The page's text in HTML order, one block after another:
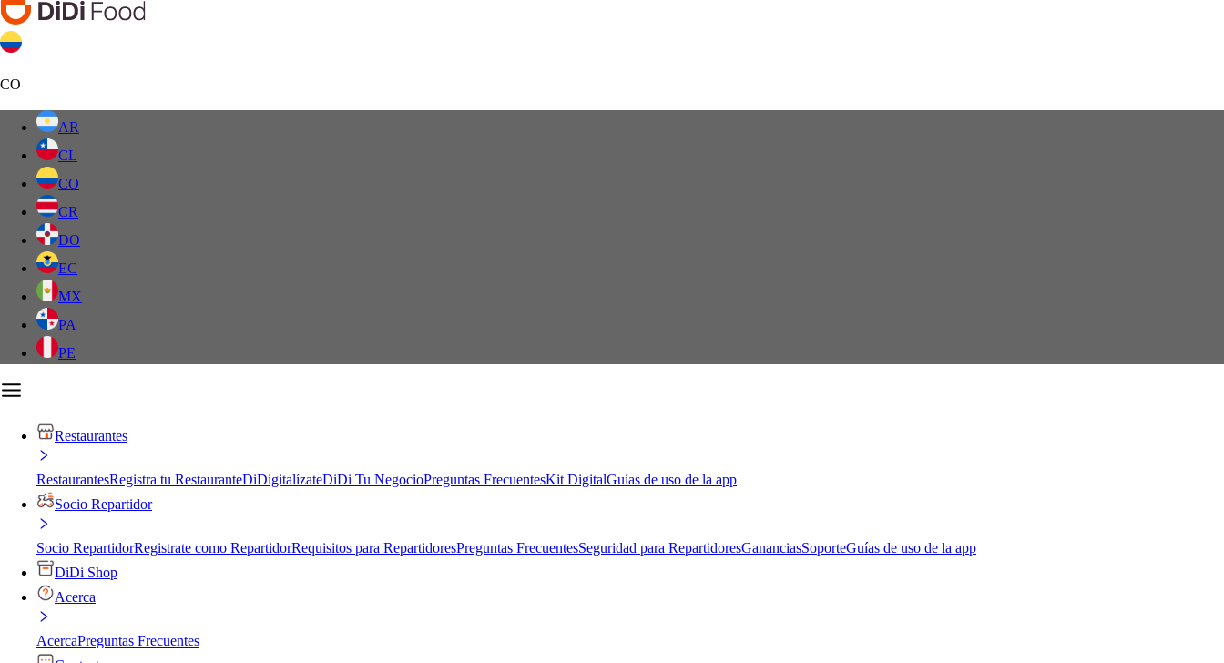
CO
AR
CL
CO
CR
DO
EC
MX
PA
PE
Restaurantes
RestaurantesRegistra tu RestauranteDiDigitalízateDiDi Tu NegocioPreguntas FrecuentesKit DigitalGuías de uso de la app
Socio Repartidor
Socio RepartidorRegistrate como RepartidorRequisitos para RepartidoresPreguntas FrecuentesSeguridad para RepartidoresGananciasSoporteGuías de uso de la app
DiDi Shop
Acerca
AcercaPreguntas Frecuentes